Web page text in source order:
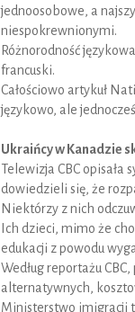
jednoosobowe, a
niespokrewnionymi.
Różnorodność
francuski.
Całościowo artykuł
językowo, ale
Ukraińcy w Kanadzie
Telewizja CBC
dowiedzieli się, że
Niektórzy z nich
Ich dzieci, mimo że
edukacji z powodu
Według reportażu
alternatywnych,
Ministerstwo imigracji